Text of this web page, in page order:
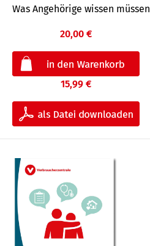
Was Angehörige wissen müssen
20,00 €
15,99 €